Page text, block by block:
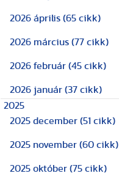
2026 április (65 cikk)
2026 március (77 cikk)
2026 február (45 cikk)
2026 január (37 cikk)
2025
2025 december (51 cikk)
2025 november (60 cikk)
2025 október (75 cikk)